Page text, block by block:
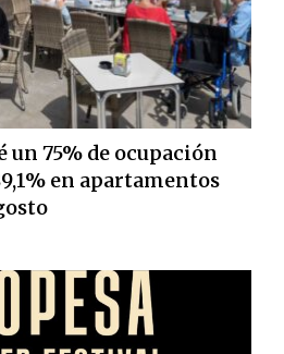
un 75% de ocupación
en apartamentos